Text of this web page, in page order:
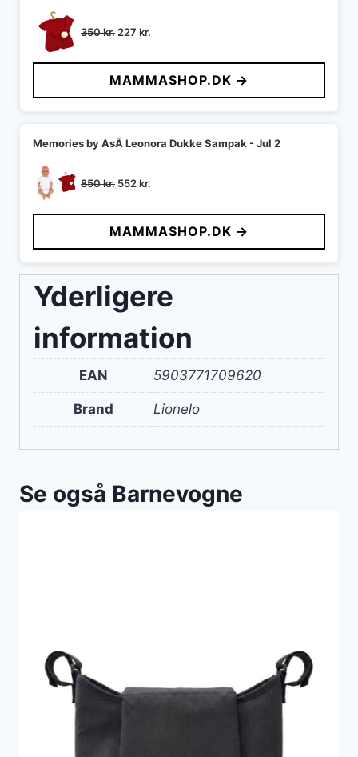
350kr. Den
pris
var:
350 kr..
227 kr.
pris
er:
227 kr..
MAMMASHOP.DK →
Memories by AsÃ­ Leonora Dukke Sampak - Jul 2
850kr. Den
pris
var:
850 kr..
552kr.
pris
er:
552 kr..
MAMMASHOP.DK →
Yderligere
information
EAN 5903771709620
Brand Lionelo
Se også Barnevogne